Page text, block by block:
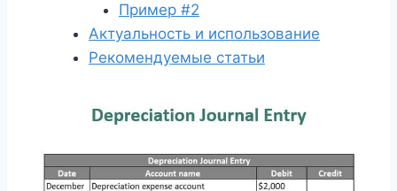
Пример #2
Актуальность и использование
Рекомендуемые статьи